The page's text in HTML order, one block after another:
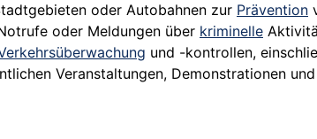
oder Autobahnen zur Prävention
oder Meldungen über kriminelle
und -kontrollen,
Veranstaltungen, Demonstrationen und